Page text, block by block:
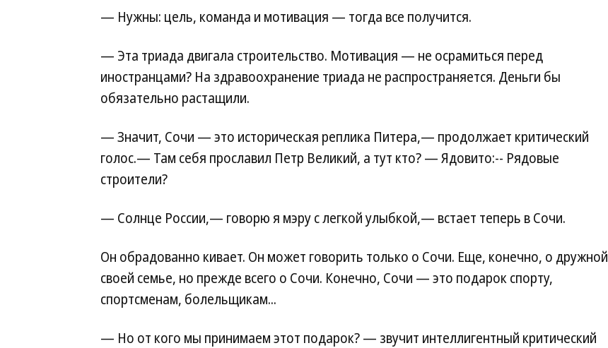
— Нужны: цель, команда и мотивация — тогда все получится.
— Эта триада двигала строительство. Мотивация — не осрамиться перед
иностранцами? На здравоохранение триада не распространяется. Деньги бы
обязательно растащили.
— Значит, Сочи — это историческая реплика Питера,— продолжает критический
голос.— Там себя прославил Петр Великий, а тут кто? — Ядовито:-- Рядовые
строители?
— Солнце России,— говорю я мэру с легкой улыбкой,— встает теперь в Сочи.
Он обрадованно кивает. Он может говорить только о Сочи. Еще, конечно, о дружной
своей семье, но прежде всего о Сочи. Конечно, Сочи — это подарок спорту,
спортсменам, болельщикам...
— Но от кого мы принимаем этот подарок? — звучит интеллигентный критический